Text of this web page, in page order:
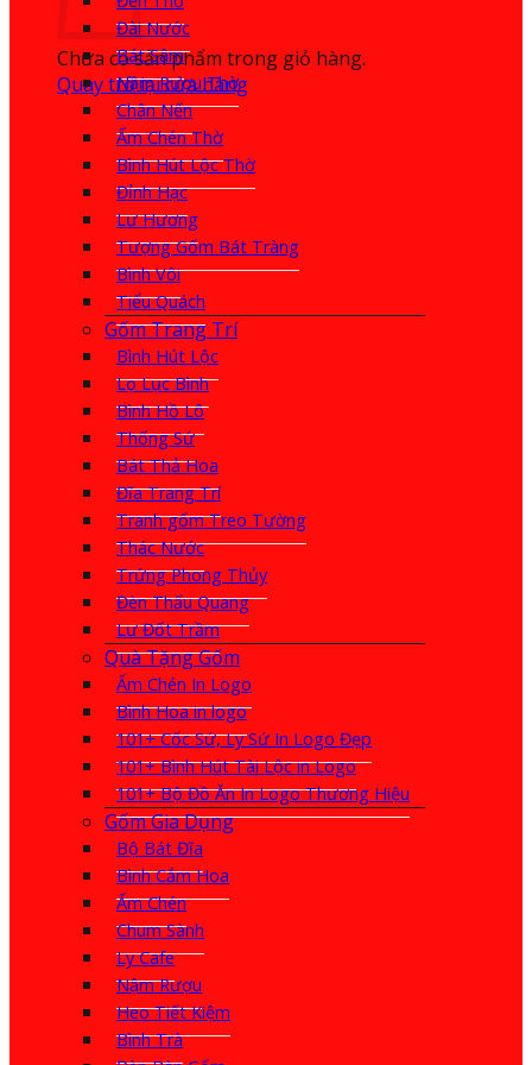
Chưa có sản phẩm trong giỏ hàng.
Quay trở lại cửa hàng
Đài Nước
Bát Sâm
Nậm Rượu Thờ
Chân Nến
Ấm Chén Thờ
Bình Hút Lộc Thờ
Đỉnh Hạc
Lư Hương
Tượng Gốm Bát Tràng
Bình Vôi
Tiểu Quách
Gốm Trang Trí
Bình Hút Lộc
Lọ Lục Bình
Bình Hồ Lô
Thống Sứ
Bát Thả Hoa
Đĩa Trang Trí
Tranh gốm Treo Tường
Thác Nước
Trứng Phong Thủy
Đèn Thấu Quang
Lư Đốt Trầm
Quà Tặng Gốm
Ấm Chén In Logo
Bình Hoa in logo
101+ Cốc Sứ, Ly Sứ In Logo Đẹp
101+ Bình Hút Tài Lộc in Logo
101+ Bộ Đồ Ăn In Logo Thương Hiệu
Gốm Gia Dụng
Bộ Bát Đĩa
Bình Cắm Hoa
Ấm Chén
Chum Sành
Ly Cafe
Nậm Rượu
Heo Tiết Kiệm
Bình Trà